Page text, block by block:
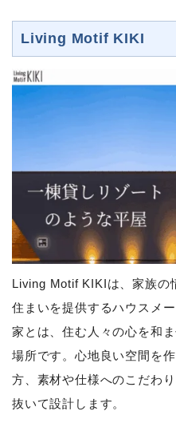
Living Motif KIKI
Living Motif KIKIは、家族の
住まいを提供するハウスメ
家とは、住む人々の心を和
場所です。心地良い空間を
方、素材や仕様へのこだわ
抜いて設計します。